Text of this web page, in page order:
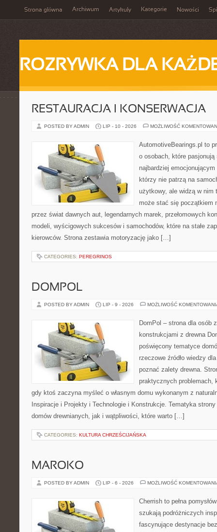
Strona główna Archiwum Artykuły Kategorie Nowości
ROZRYWKA DLA
RESTAURACJA I KONSERWACJA
POSTED BY ADMIN LIP - 10 - 2026 MOŻLIWOŚĆ
AutomotiveBearings.pl to
o osobach, które
najbardziej
którzy nie patrzą na
użytkowy, ale widzą w nim
może stać się początkiem
przez świat dawnych aut, legendarnych marek, przełomowych
modeli, wyścigowych sukcesów i samochodów, które na stałe
kierowców. Strona zestawia motoryzację jako […]
CATEGORIES: PEREGRINOS
DOMPOL
POSTED BY ADMIN LIP - 9 - 2026 MOŻLIWOŚĆ
DomPol – strona dla osób
konstrukcjami z drewna
poświęcony tematyce
rzeczowe źródło wiedzy
poznać zalety drewna.
praktycznych problemach,
gdy ktoś zaczyna myśleć o własnym domu wykonanym z
Inspiracje i Projekty i Technologie i Konstrukcje. Tematyka
domów drewnianych, jak i wątpliwości, które warto […]
CATEGORIES: KULTURA CHRZEŚCIJAŃSKA
MAROKO
POSTED BY ADMIN LIP - 6 - 2026 MOŻLIWOŚĆ
Cherrish to pełna
szukają podróżniczych
fascynujące destynacje